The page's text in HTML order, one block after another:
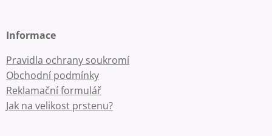
Informace
Pravidla ochrany soukromí
Obchodní podmínky
Reklamační formulář
Jak na velikost prstenu?